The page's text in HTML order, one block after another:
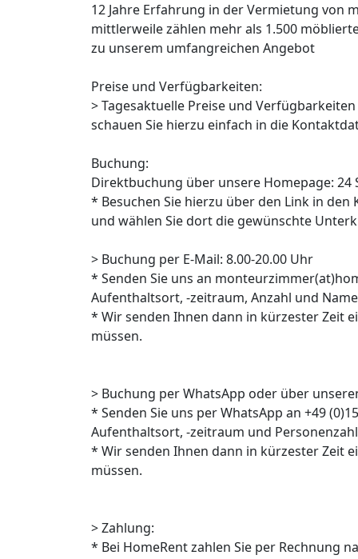
12 Jahre Erfahrung in der Vermietung von
mittlerweile zählen mehr als 1.500
zu unserem umfangreichen Angebot
Preise und Verfügbarkeiten:
> Tagesaktuelle Preise und
schauen Sie hierzu einfach in die
Buchung:
Direktbuchung über unsere Homepage: 24
* Besuchen Sie hierzu über den Link in
und wählen Sie dort die gewünschte
> Buchung per E-Mail: 8.00-20.00 Uhr
* Senden Sie uns an
Aufenthaltsort, -zeitraum, Anzahl und
* Wir senden Ihnen dann in kürzester Zeit
müssen.
> Buchung per WhatsApp oder über
* Senden Sie uns per WhatsApp an +49
Aufenthaltsort, -zeitraum und Personenzahl
* Wir senden Ihnen dann in kürzester Zeit
müssen.
> Zahlung:
* Bei HomeRent zahlen Sie per Rechnung